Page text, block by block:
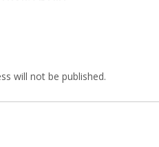
will not be published.